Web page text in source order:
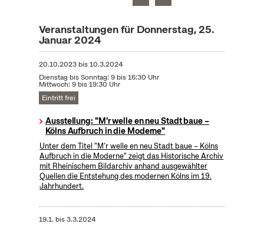
Veranstaltungen für Donnerstag, 25.
Januar 2024
20.10.2023bis10.3.2024
Dienstag bis Sonntag: 9 bis 16:30 Uhr
Mittwoch: 9 bis 19:30 Uhr
Eintritt frei
Ausstellung: "M'r welle en neu Stadt baue –
Kölns Aufbruch in die Moderne"
Unter dem Titel "M’r welle en neu Stadt baue – Kölns
Aufbruch in die Moderne" zeigt das Historische Archiv
mit Rheinischem Bildarchiv anhand ausgewählter
Quellen die Entstehung des modernen Kölns im 19.
Jahrhundert.
19.1. bis3.3.2024